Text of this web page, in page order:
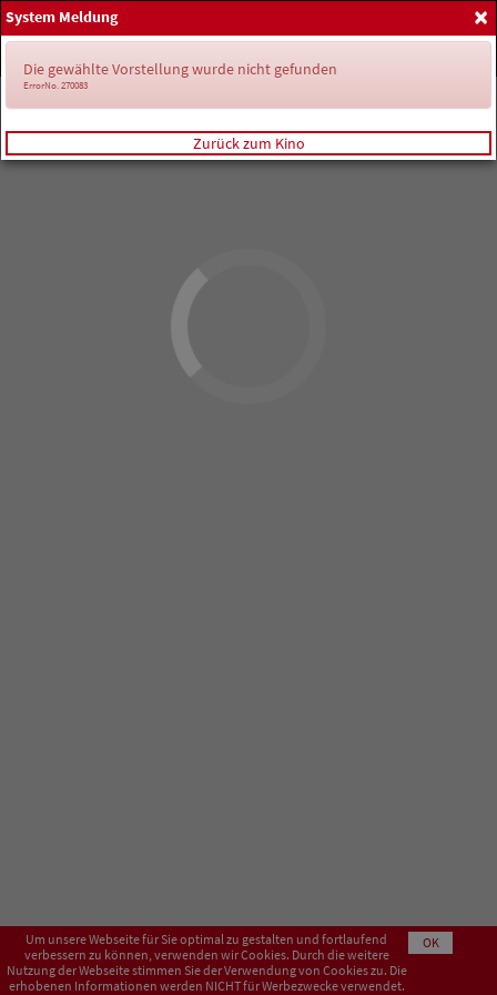
Home
Anmelden
Um unsere Webseite für Sie optimal zu gestalten und fortlaufend
verbessern zu können, verwenden wir Cookies. Durch die weitere
Nutzung der Webseite stimmen Sie der Verwendung von Cookies zu. Die
erhobenen Informationen werden NICHT für Werbezwecke verwendet.
OK
×
System Meldung
Die gewählte Vorstellung wurde nicht gefunden
ErrorNo. 270083
Zurück zum Kino